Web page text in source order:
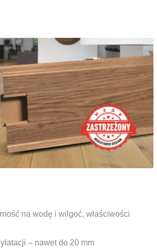
na wodę i wilgoć, właściwości
– nawet do 20 mm